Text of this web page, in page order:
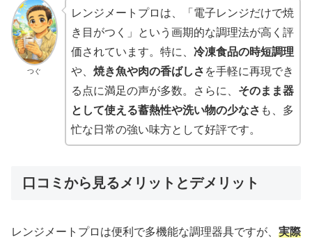
つぐ
レンジメートプロは、「電子レンジだけで焼
き目がつく」という画期的な調理法が高く評
価されています。特に、 冷凍食品の時短調理
や、 焼き魚や肉の香ばしさ を手軽に再現でき
る点に満足の声が多数。さらに、 そのまま器
として使える蓄熱性や洗い物の少なさ も、多
忙な日常の強い味方として好評です。
口コミから見るメリットとデメリット
レンジメートプロは便利で多機能な調理器具ですが、 実際